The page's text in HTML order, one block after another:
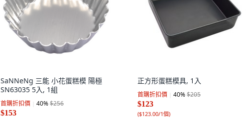
SaNNeNg 三能 小花蛋糕模 陽極
SN63035 5入, 1組
首購折扣價 40%$256
$153
正方形蛋糕模具, 1入
首購折扣價 40%$205
$123
($123.00/1個)